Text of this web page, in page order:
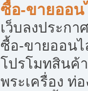
ซื้อ-ขายออน
เว็บลงประก
ซื้อ-ขายออน
โปรโมทสินค้
พระเครื่อง ท่อ